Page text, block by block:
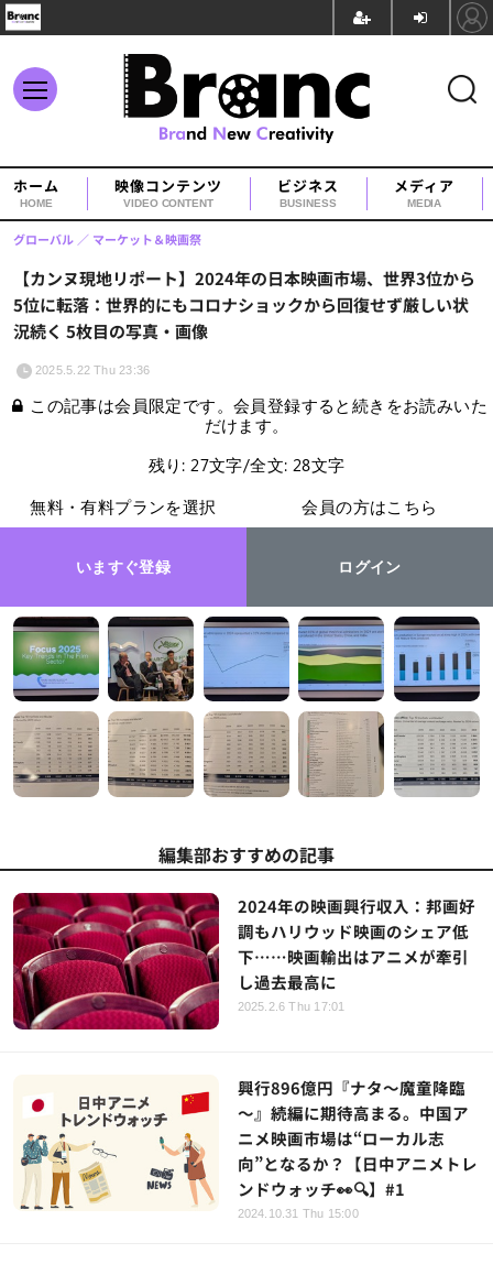
ホーム
HOME
映像コンテンツ
VIDEO CONTENT
ビジネス
BUSINESS
メディア
MEDIA
【カンヌ現地リポート】2024年の日本映画市場、世界3位から
5位に転落：世界的にもコロナショックから回復せず厳しい状
況続く 5枚目の写真・画像
グローバル マーケット＆映画祭
2025.5.22 Thu 23:36
この記事は会員限定です。会員登録すると続きをお読みいた
だけます。
残り: 27文字/全文: 28文字
無料・有料プランを選択
いますぐ登録
会員の方はこちら
ログイン
編集部おすすめの記事
2024年の映画興行収入：邦画好
調もハリウッド映画のシェア低
下……映画輸出はアニメが牽引
し過去最高に
2025.2.6 Thu 17:01
興行896億円『ナタ～魔童降臨
～』続編に期待高まる。中国ア
ニメ映画市場は“ローカル志
向”となるか？【日中アニメトレ
ンドウォッチ👀🔍】#1
2024.10.31 Thu 15:00